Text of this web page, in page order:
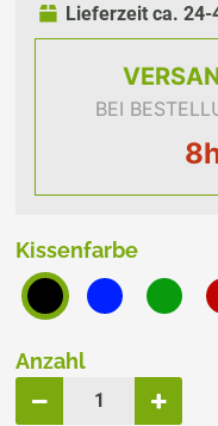
Lieferzeit ca. 24-
BEI
Kissenfarbe
Anzahl